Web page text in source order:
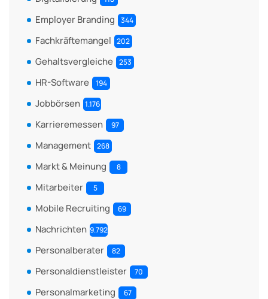
Employer Branding 344
Fachkräftemangel 202
Gehaltsvergleiche 253
HR-Software 194
Jobbörsen 1.176
Karrieremessen 97
Management 268
Markt & Meinung 8
Mitarbeiter 5
Mobile Recruiting 69
Nachrichten 9.792
Personalberater 82
Personaldienstleister 70
Personalmarketing 67